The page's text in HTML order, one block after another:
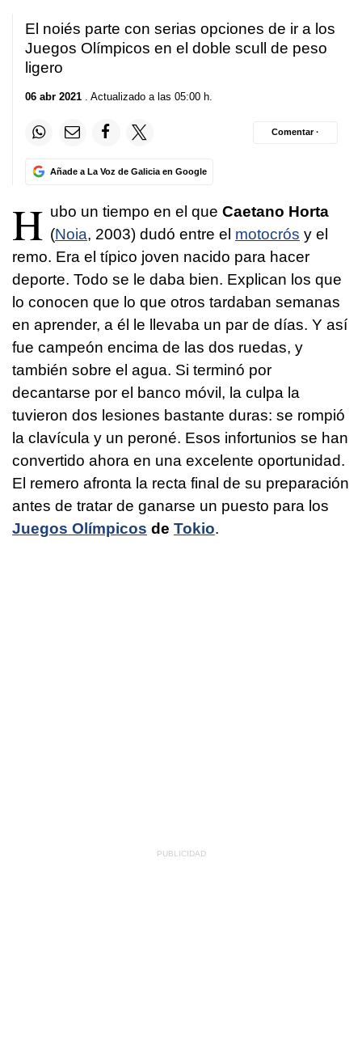
El noiés parte con serias opciones de ir a los
Juegos Olímpicos en el doble scull de peso
ligero
06 abr 2021 . Actualizado a las 05:00 h.
Añade a La Voz de Galicia en Google
Comentar ·
H ubo un tiempo en el que Caetano Horta
(Noia, 2003) dudó entre el motocrós y el
remo. Era el típico joven nacido para hacer
deporte. Todo se le daba bien. Explican los que
lo conocen que lo que otros tardaban semanas
en aprender, a él le llevaba un par de días. Y así
fue campeón encima de las dos ruedas, y
también sobre el agua. Si terminó por
decantarse por el banco móvil, la culpa la
tuvieron dos lesiones bastante duras: se rompió
la clavícula y un peroné. Esos infortunios se han
convertido ahora en una excelente oportunidad.
El remero afronta la recta final de su preparación
antes de tratar de ganarse un puesto para los
Juegos Olímpicos de Tokio.